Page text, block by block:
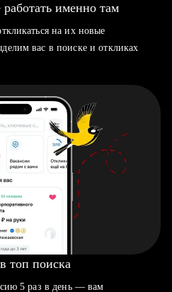
именно там
на их новые
вас в поиске и откликах
топ поиска
5 раз в день — вам